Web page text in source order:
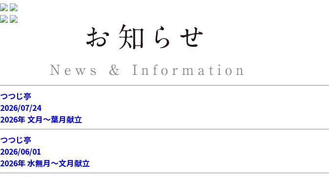
つつじ亭
2026/07/24
2026年 文月～葉月献立
つつじ亭
2026/06/01
2026年 水無月～文月献立